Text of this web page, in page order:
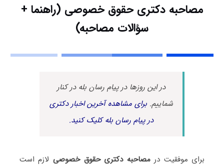
مصاحبه دکتری حقوق خصوصی (راهنما +
سؤالات مصاحبه)
در این روزها در پیام رسان بله در کنار
شماییم.برای مشاهده آخرین اخبار دکتری
در پیام رسان بله کلیک کنید.
برای موفقیت درمصاحبه دکتری حقوق خصوصی لازم است